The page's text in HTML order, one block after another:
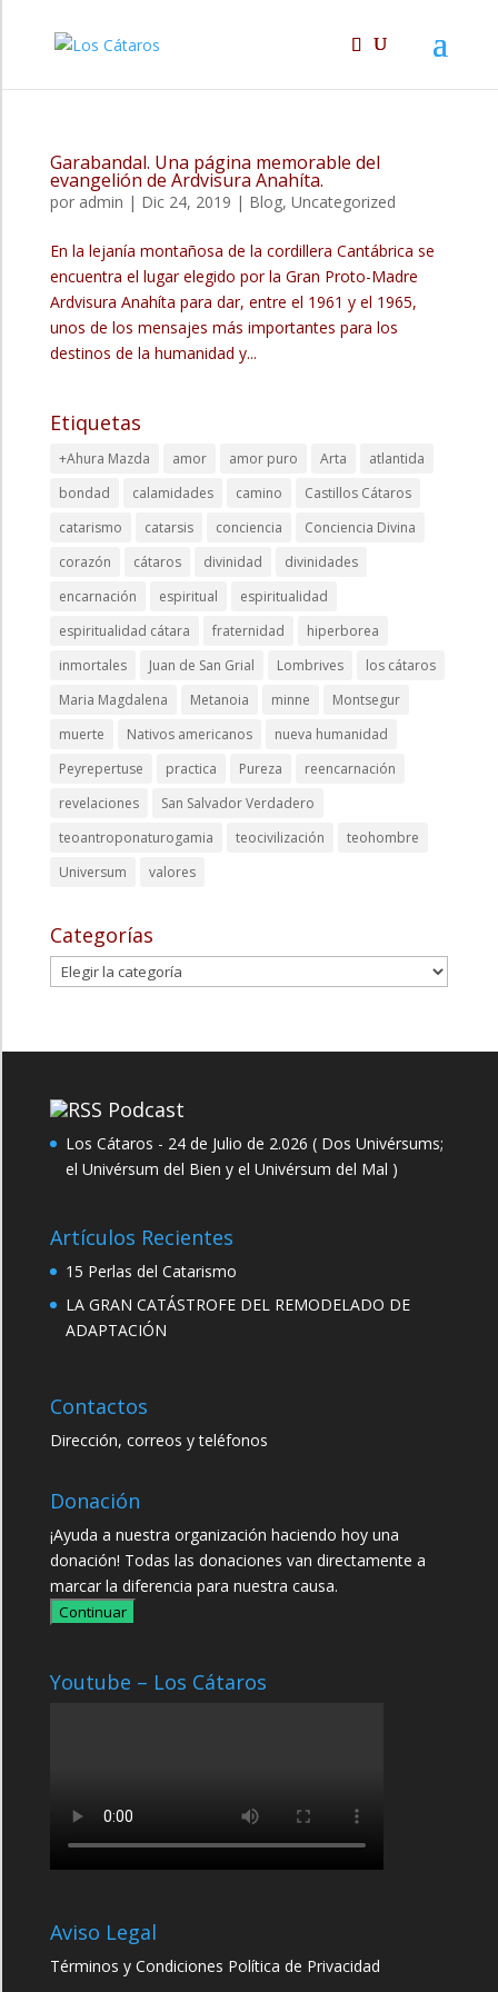
Garabandal. Una página memorable del
evangelión de Ardvisura Anahíta.
por admin | Dic 24, 2019 | Blog, Uncategorized
En la lejanía montañosa de la cordillera Cantábrica se
encuentra el lugar elegido por la Gran Proto-Madre
Ardvisura Anahíta para dar, entre el 1961 y el 1965,
unos de los mensajes más importantes para los
destinos de la humanidad y...
Etiquetas
+Ahura Mazda amor amor puro Arta
atlantida
bondad
calamidades camino
Castillos Cátaros
catarismo
catarsis conciencia
Conciencia Divina
corazón
cátaros divinidad
divinidades
encarnación
espiritual
espiritualidad
espiritualidad cátara
fraternidad
hiperborea
inmortales
Juan de San Grial Lombrives
los cátaros
Maria Magdalena
Metanoia minne
Montsegur
muerte
Nativos americanos
nueva humanidad
Peyrepertuse
practica Pureza
reencarnación
revelaciones
San Salvador Verdadero
teoantroponaturogamia
teocivilización
teohombre
Universum
valores
Categorías
Categorías
Podcast
Los Cátaros - 24 de Julio de 2.026 ( Dos Univérsums;
el Univérsum del Bien y el Univérsum del Mal )
Artículos Recientes
15 Perlas del Catarismo
LA GRAN CATÁSTROFE DEL REMODELADO DE
ADAPTACIÓN
Contactos
Dirección, correos y teléfonos
Donación
¡Ayuda a nuestra organización haciendo hoy una
donación! Todas las donaciones van directamente a
marcar la diferencia para nuestra causa.
Continuar
Youtube – Los Cátaros
Aviso Legal
Términos y Condiciones Política de Privacidad